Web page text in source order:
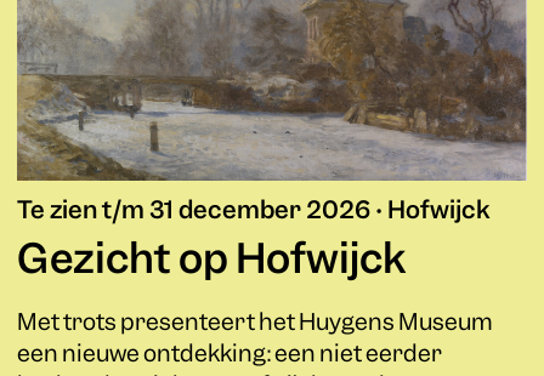
Te zien t/m 31 december 2026 • Hofwijck
Gezicht op Hofwijck
Met trots presenteert het Huygens Museum
een nieuwe ontdekking: een niet eerder